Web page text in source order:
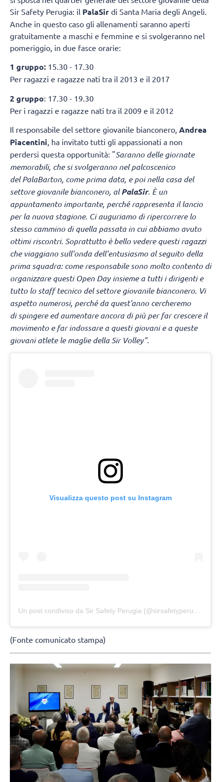
Sir Safety Perugia: il PalaSir di Santa Maria degli Angeli.
Anche in questo caso gli allenamenti saranno aperti
gratuitamente a maschi e femmine e si svolgeranno nel
pomeriggio, in due fasce orarie:
1 gruppo: 15.30 - 17.30
Per ragazzi e ragazze nati tra il 2013 e il 2017
2 gruppo: 17.30 - 19.30
Per i ragazzi e ragazze nati tra il 2009 e il 2012
Il responsabile del settore giovanile bianconero, Andrea
Piacentini , ha invitato tutti gli appassionati a non
perdersi questa opportunità: "Saranno delle giornate
memorabili, che si svolgeranno nel palcoscenico
del PalaBarton, come prima data, e poi nella casa del
settore giovanile bianconero, alPalaSir. È un
appuntamento importante, perché rappresenta il lancio
per la nuova stagione. Ci auguriamo di ripercorrere lo
stesso cammino di quella passata in cui abbiamo avuto
ottimi riscontri. Soprattutto è bello vedere questi ragazzi
che viaggiano sull’onda dell’entusiasmo al seguito della
prima squadra: come responsabile sono molto contento di
organizzare questi Open Day insieme a tutti i dirigenti e
tutto lo staff tecnico del settore giovanile bianconero. Vi
aspetto numerosi, perché da quest’anno cercheremo
di spingere ed aumentare ancora di più per far crescere il
movimento e far indossare a questi giovani e a queste
giovani atlete le maglie della Sir Volley".
Visualizza questo post su Instagram
(Fonte comunicato stampa)